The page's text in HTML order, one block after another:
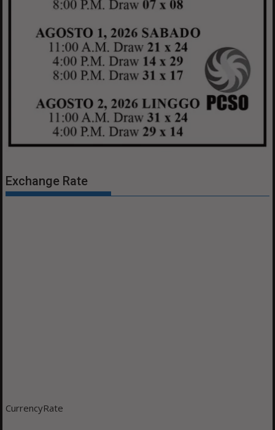
Exchange Rate
CurrencyRate